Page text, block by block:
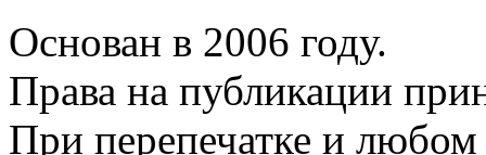
Основан в 2006 году.
Права на публикации
При перепечатке и